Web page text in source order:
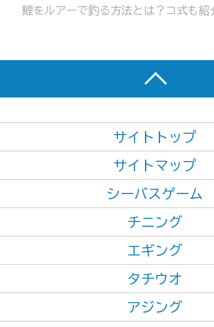
鯉をルアーで釣る方法とは？コ式も紹
サイトトップ
サイトマップ
シーバスゲーム
チニング
エギング
タチウオ
アジング